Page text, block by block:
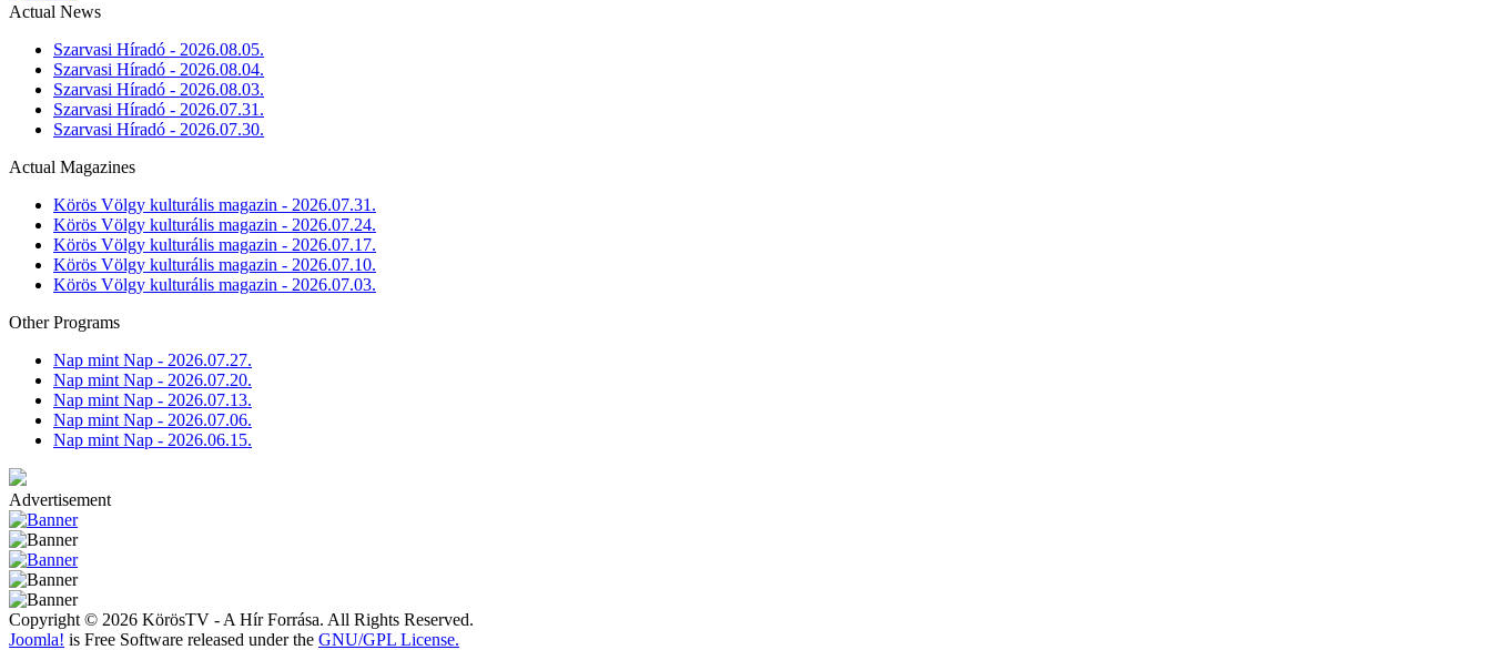
Actual News
Szarvasi Híradó - 2026.08.05.
Szarvasi Híradó - 2026.08.04.
Szarvasi Híradó - 2026.08.03.
Szarvasi Híradó - 2026.07.31.
Szarvasi Híradó - 2026.07.30.
Actual Magazines
Körös Völgy kulturális magazin - 2026.07.31.
Körös Völgy kulturális magazin - 2026.07.24.
Körös Völgy kulturális magazin - 2026.07.17.
Körös Völgy kulturális magazin - 2026.07.10.
Körös Völgy kulturális magazin - 2026.07.03.
Other Programs
Nap mint Nap - 2026.07.27.
Nap mint Nap - 2026.07.20.
Nap mint Nap - 2026.07.13.
Nap mint Nap - 2026.07.06.
Nap mint Nap - 2026.06.15.
Advertisement
Copyright © 2026 KörösTV - A Hír Forrása. All Rights Reserved.
Joomla! is Free Software released under the GNU/GPL License.